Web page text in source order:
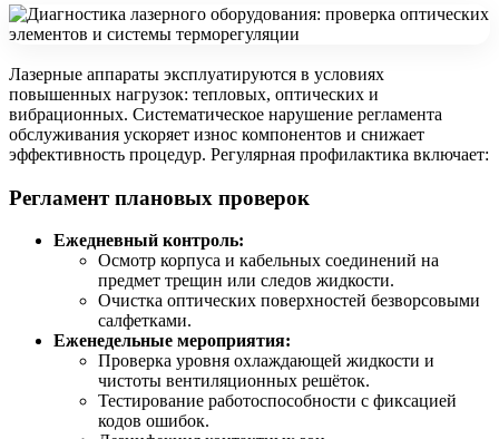
Лазерные аппараты эксплуатируются в условиях
повышенных нагрузок: тепловых, оптических и
вибрационных. Систематическое нарушение регламента
обслуживания ускоряет износ компонентов и снижает
эффективность процедур. Регулярная профилактика включает:
Регламент плановых проверок
Ежедневный контроль:
Осмотр корпуса и кабельных соединений на
предмет трещин или следов жидкости.
Очистка оптических поверхностей безворсовыми
салфетками.
Еженедельные мероприятия:
Проверка уровня охлаждающей жидкости и
чистоты вентиляционных решёток.
Тестирование работоспособности с фиксацией
кодов ошибок.